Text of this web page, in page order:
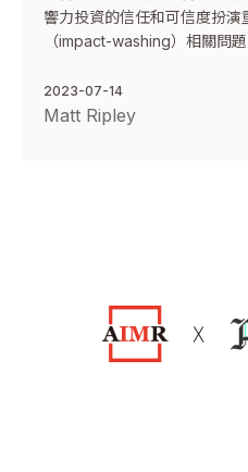
響力投資的信任和可信度扮
（impact-washing）相關問題
2023-07-14
Matt Ripley